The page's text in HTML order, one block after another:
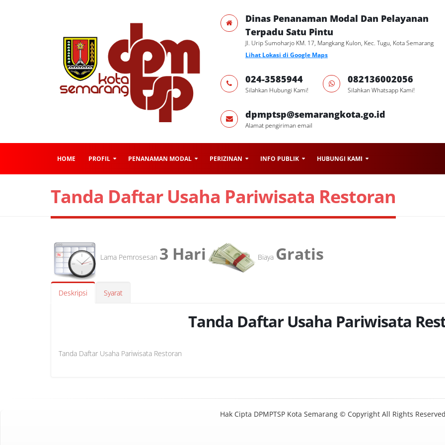
Dinas Penanaman Modal Dan Pelayanan
Terpadu Satu Pintu
Jl. Urip Sumoharjo KM. 17, Mangkang Kulon, Kec. Tugu, Kota Semarang
Lihat Lokasi di Google Maps
024-3585944
Silahkan Hubungi Kami!
082136002056
Silahkan Whatsapp Kami!
dpmptsp@semarangkota.go.id
Alamat pengiriman email
HOME PROFIL PENANAMAN MODAL PERIZINAN INFO PUBLIK HUBUNGI KAMI
Tanda Daftar Usaha Pariwisata Restoran
Lama Pemrosesan 3 Hari Biaya Gratis
Deskripsi Syarat
Tanda Daftar Usaha Pariwisata
Tanda Daftar Usaha Pariwisata Restoran
Hak Cipta DPMPTSP Kota Semarang © Copyright All Rights